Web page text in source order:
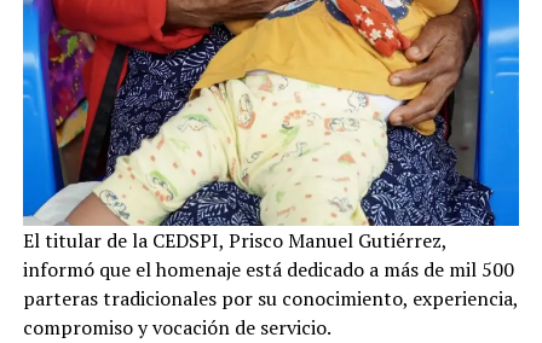
El titular de la CEDSPI, Prisco Manuel Gutiérrez,
informó que el homenaje está dedicado a más de mil 500
parteras tradicionales por su conocimiento, experiencia,
compromiso y vocación de servicio.